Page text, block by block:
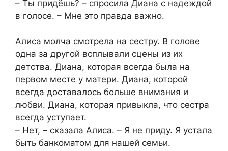
– Ты придёшь? – спросила Диана с надеждой
в голосе. – Мне это правда важно.
Алиса молча смотрела на сестру. В голове
одна за другой всплывали сцены из их
детства. Диана, которая всегда была на
первом месте у матери. Диана, которой
всегда доставалось больше внимания и
любви. Диана, которая привыкла, что сестра
всегда уступает.
– Нет, – сказала Алиса. – Я не приду. Я устала
быть банкоматом для нашей семьи.